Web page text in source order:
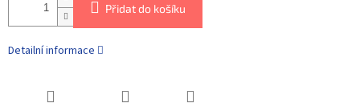
Přidat do košíku
Detailní informace